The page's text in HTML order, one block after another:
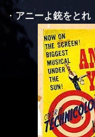
・ アニーよ銃をとれ